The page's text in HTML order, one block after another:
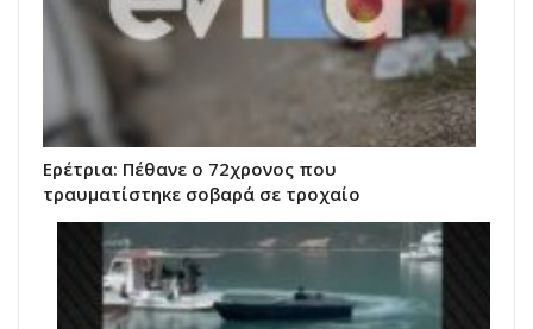
Ερέτρια: Πέθανε ο 72χρονος που
τραυματίστηκε σοβαρά σε τροχαίο